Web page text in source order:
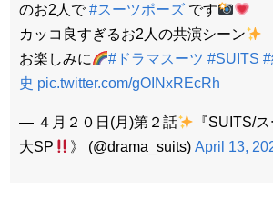
のお2人で#スーツポーズ です
カッコ良すぎるお2人の共演シーン
お楽しみに
#ドラマスーツ #SUITS
史 pic.twitter.com/gOINxREcRh
— ４月２０日(月)第２話
『SUITS/
大SP
》 (@drama_suits)April 13,